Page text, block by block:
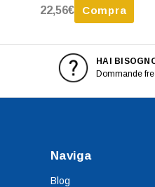
22,56€ Compra
HAI
Dommande
Naviga
Blog